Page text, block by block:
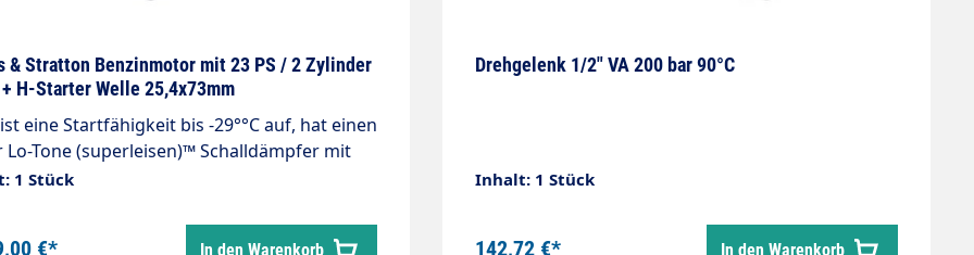
& Stratton Benzinmotor mit 23 PS / 2 Zylinder
+ H-Starter Welle 25,4x73mm
eine Startfähigkeit bis -29°°C auf, hat einen
Lo-Tone (superleisen)™ Schalldämpfer mit
aus Draht, ergonomische
1 Stück
€* In den Warenkorb
Drehgelenk 1/2" VA 200 bar 90°C
Inhalt: 1 Stück
142,72 €* In den Warenkorb